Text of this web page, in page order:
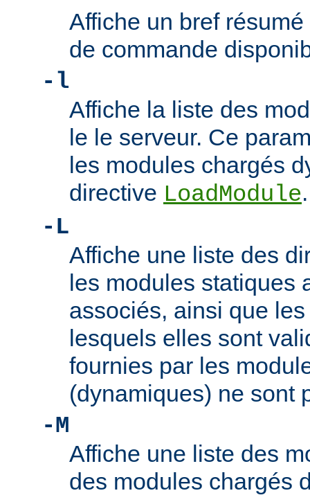
Affiche un bref
de commande
-l
Affiche la liste des
le le serveur. Ce
les modules chargés
directive LoadModule.
-L
Affiche une liste des
les modules statiques
associés, ainsi que
lesquels elles sont
fournies par les
(dynamiques) ne sont
-M
Affiche une liste des
des modules chargés